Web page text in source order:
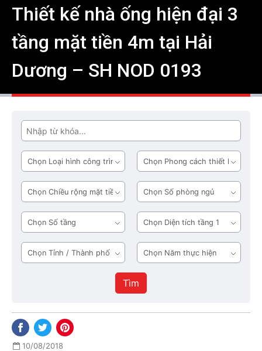
Thiết kế nhà ống hiện đại 3
tầng mặt tiền 4m tại Hải
Dương – SH NOD 0193
Tìm
Loại
hình
công
trình
Phong
cách
thiết
kế
Chiều
rộng
mặt
tiền
Số
phòng
ngủ
Số
tầng
Diện
tích
tầng
1
Tỉnh
/
Năm
thực
hiện
Tìm
10/08/2018